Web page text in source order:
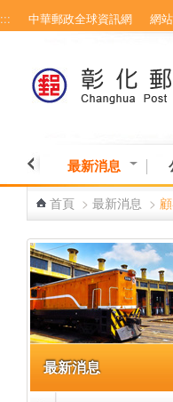
跳到主要內容區塊
::: 中華郵政全球資訊網 網
最新消息
首頁 > 最新消息 >
最新消息